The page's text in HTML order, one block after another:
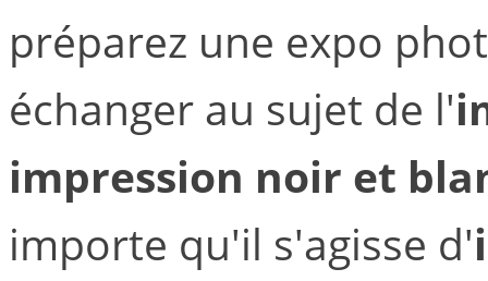
préparez une expo
échanger au sujet de l'
impression noir et
importe qu'il s'agisse d'